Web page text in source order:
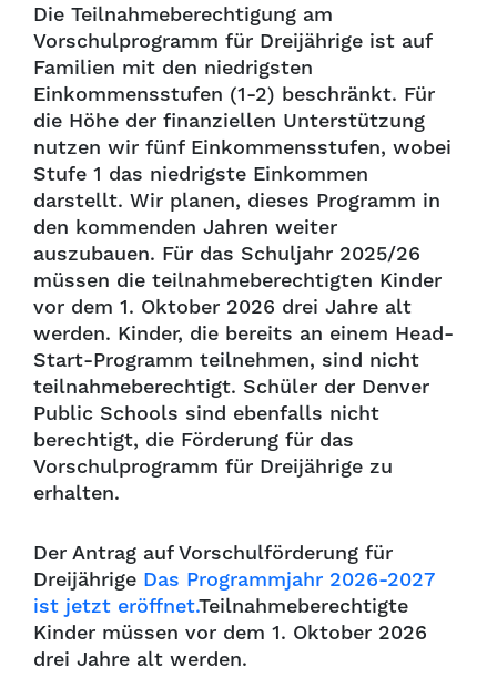
Die Teilnahmeberechtigung am
Vorschulprogramm für Dreijährige ist auf
Familien mit den niedrigsten
Einkommensstufen (1-2) beschränkt. Für
die Höhe der finanziellen Unterstützung
nutzen wir fünf Einkommensstufen, wobei
Stufe 1 das niedrigste Einkommen
darstellt. Wir planen, dieses Programm in
den kommenden Jahren weiter
auszubauen. Für das Schuljahr 2025/26
müssen die teilnahmeberechtigten Kinder
vor dem 1. Oktober 2026 drei Jahre alt
werden. Kinder, die bereits an einem Head-
Start-Programm teilnehmen, sind nicht
teilnahmeberechtigt. Schüler der Denver
Public Schools sind ebenfalls nicht
berechtigt, die Förderung für das
Vorschulprogramm für Dreijährige zu
erhalten.
Der Antrag auf Vorschulförderung für
Dreijährige Das Programmjahr 2026-2027
ist jetzt eröffnet.Teilnahmeberechtigte
Kinder müssen vor dem 1. Oktober 2026
drei Jahre alt werden.